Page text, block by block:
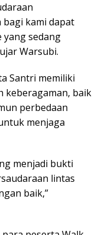
bagi kami dapat
sedang
Warsubi.
Santri memiliki
keberagaman, baik
perbedaan
menjaga
menjadi bukti
lintas
baik,”